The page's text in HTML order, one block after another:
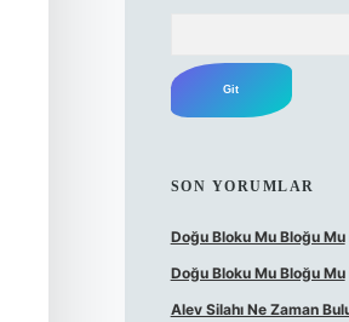
SON YORUMLAR
Doğu Bloku Mu Bloğu Mu
Doğu Bloku Mu Bloğu Mu
Alev Silahı Ne Zaman